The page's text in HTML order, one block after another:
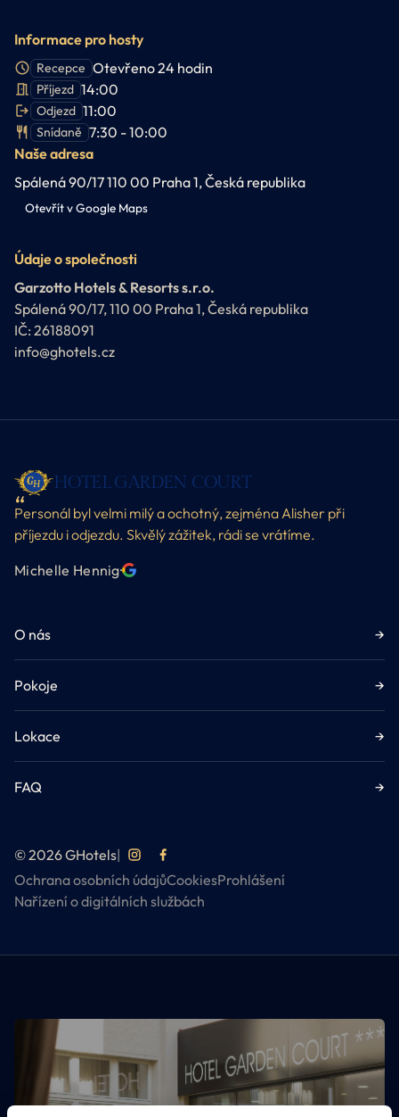
Informace pro hosty
Recepce Otevřeno 24 hodin
Příjezd 14:00
Odjezd 11:00
Snídaně 7:30 - 10:00
Naše adresa
Spálená 90/17 110 00 Praha 1, Česká republika
Otevřít v Google Maps
Údaje o společnosti
Garzotto Hotels & Resorts s.r.o.
Spálená 90/17, 110 00 Praha 1, Česká republika
IČ: 26188091
info@ghotels.cz
HOTEL GARDEN COURT
Personál byl velmi milý a ochotný, zejména Alisher při
příjezdu i odjezdu. Skvělý zážitek, rádi se vrátíme.
Michelle Hennig·
O nás →
Pokoje →
Lokace →
FAQ →
© 2026 GHotels|
Ochrana osobních údajůCookiesProhlášení
Nařízení o digitálních službách